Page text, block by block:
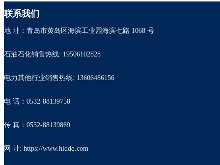
联系我们
地 址：青岛市黄岛区海滨工业园海滨七路 1068 号
石油石化销售热线: 19506102828
电力其他行业销售热线: 13606486156
电 话：0532-88139758
传 真：0532-88139869
网 址: https://www.hlddq.com